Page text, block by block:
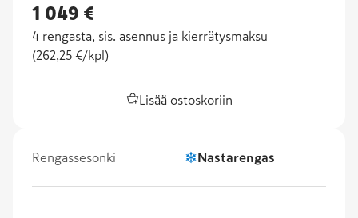
1 049 €
4 rengasta, sis. asennus ja kierrätysmaksu
(262,25 €/kpl )
Lisää ostoskoriin
Rengassesonki Nastarengas